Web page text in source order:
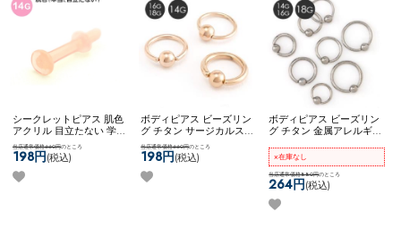
シークレットピアス 肌色
アクリル 目立たない 学校
用 就寝用 冠婚葬祭 隠す
ピアス ネコポスOK
ルセプタムキーパー (14G)
当店通常価格660円のところ
198円(税込)
ボディピアス ビーズリン
グ チタン サージカルステ
ンレス 金属アレルギー対
応 14G 16G 18G シンプル
可愛い ネコポスOK
ティブビーズリング (ロー
当店通常価格660円のところ
198円(税込)
ボディピアス ビーズリン
グ チタン 金属アレルギー
ル ネコポスOK
キャプティブビーズリン
グ
×在庫なし
当店通常価格880円のところ
264円(税込)